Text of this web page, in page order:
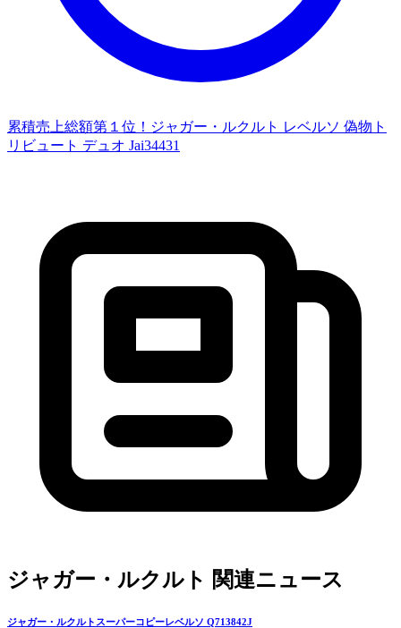
累積売上総額第１位！ジャガー・ルクルト レベルソ 偽物ト
リビュート デュオ Jai34431
ジャガー・ルクルト 関連ニュース
ジャガー・ルクルトスーパーコピーレベルソ Q713842J